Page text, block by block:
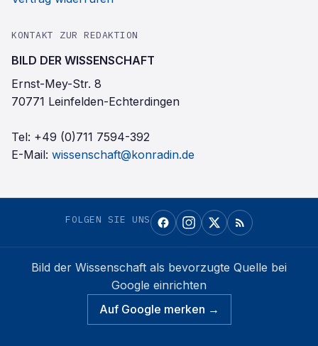
KONTAKT ZUR REDAKTION
BILD DER WISSENSCHAFT
Ernst-Mey-Str. 8
70771 Leinfelden-Echterdingen
Tel: +49 (0)711 7594-392
E-Mail: wissenschaft@konradin.de
FOLGEN SIE UNS
Bild der Wissenschaft als bevorzugte Quelle bei
Google einrichten
Auf Google merken →